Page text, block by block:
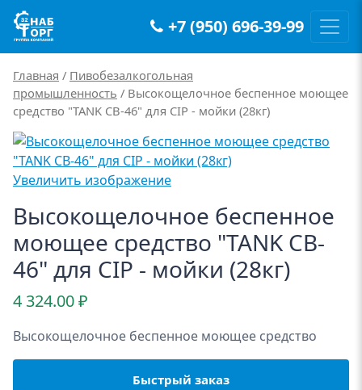
Main Navigation +7 (950) 696-39-99
Главная / Пивобезалкогольная
промышленность / Высокощелочное беспенное моющее
средство "TANK CB-46" для CIP - мойки (28кг)
Увеличить изображение
Высокощелочное беспенное
моющее средство "TANK CB-
46" для CIP - мойки (28кг)
4 324.00₽
Высокощелочное беспенное моющее средство
Быстрый заказ